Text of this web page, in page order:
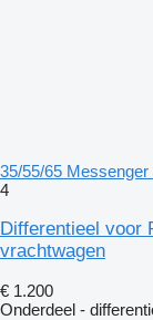
35/55/65
4
Differentieel voor
vrachtwagen
€ 1.200
Onderdeel -